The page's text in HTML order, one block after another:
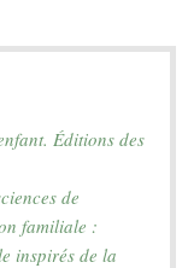
Éditions des
de
familiale :
inspirés de la